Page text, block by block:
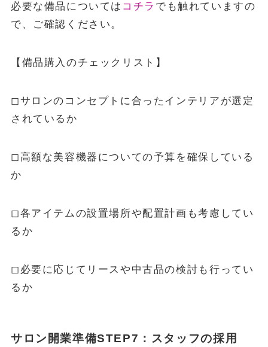
必要な備品については コチラ でも触れていますの
で、ご確認ください。
【備品購入のチェックリスト】
◻︎サロンのコンセプトに合ったインテリアが選定
されているか
◻︎高額な美容機器についての予算を確保している
か
◻︎各アイテムの設置場所や配置計画も考慮してい
るか
◻︎必要に応じてリースや中古品の検討も行ってい
るか
サロン開業準備STEP7：スタッフの採用